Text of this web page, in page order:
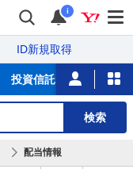
i
ID新規取得
投資信託 ニュース
検索
配当情報